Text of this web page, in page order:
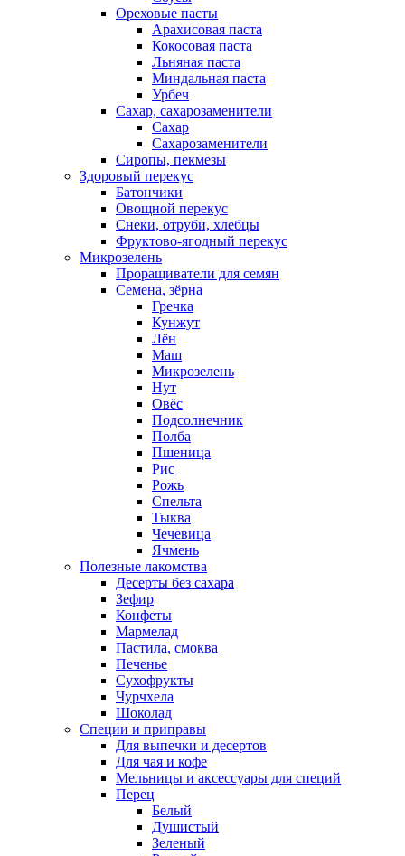
Ореховые пасты
Арахисовая паста
Кокосовая паста
Льняная паста
Миндальная паста
Урбеч
Сахар, сахарозаменители
Сахар
Сахарозаменители
Сиропы, пекмезы
Здоровый перекус
Батончики
Овощной перекус
Снеки, отруби, хлебцы
Фруктово-ягодный перекус
Микрозелень
Проращиватели для семян
Семена, зёрна
Гречка
Кунжут
Лён
Маш
Микрозелень
Нут
Овёс
Подсолнечник
Полба
Пшеница
Рис
Рожь
Спельта
Тыква
Чечевица
Ячмень
Полезные лакомства
Десерты без сахара
Зефир
Конфеты
Мармелад
Пастила, смоква
Печенье
Сухофрукты
Чурчхела
Шоколад
Специи и приправы
Для выпечки и десертов
Для чая и кофе
Мельницы и аксессуары для специй
Перец
Белый
Душистый
Зеленый